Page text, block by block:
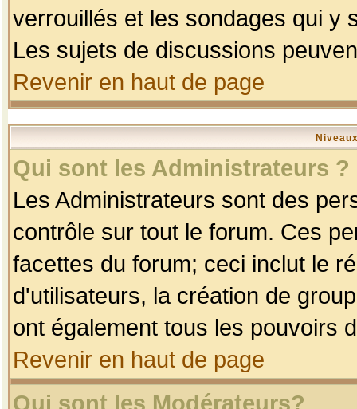
verrouillés et les sondages qui y
Les sujets de discussions
Revenir en haut de page
Qui sont les Administrateurs ?
Les Administrateurs sont des
contrôle sur tout le forum. Ces
facettes du forum; ceci inclut le
d'utilisateurs, la création de
ont également tous les pouvoirs
Revenir en haut de page
Qui sont les Modérateurs?